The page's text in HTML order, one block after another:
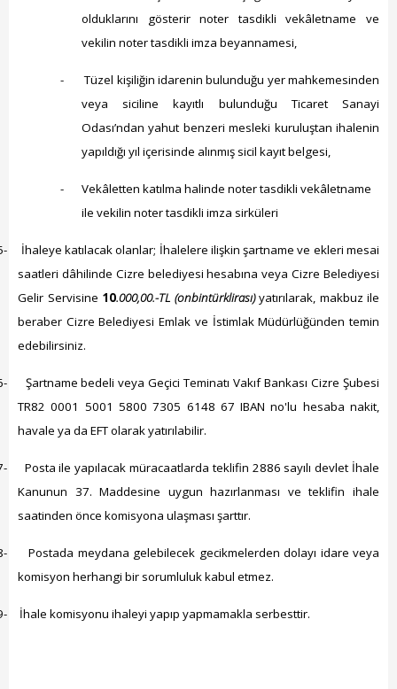
olduklarını gösterir noter tasdikli vekâletname ve
vekilin noter tasdikli imza beyannamesi,
-
Tüzel kişiliğin idarenin bulunduğu yer mahkemesinden
veya siciline kayıtlı bulunduğu Ticaret Sanayi
Odası’ndan yahut benzeri mesleki kuruluştan ihalenin
yapıldığı yıl içerisinde alınmış sicil kayıt belgesi,
-
Vekâletten katılma halinde noter tasdikli vekâletname
ile vekilin noter tasdikli imza sirküleri
İhaleye katılacak olanlar; İhalelere ilişkin şartname ve ekleri mesai
saatleri dâhilinde Cizre belediyesi hesabına veya Cizre Belediyesi
Gelir Servisine 10.000,00.-TL (onbintürklirası)yatırılarak, makbuz ile
beraber Cizre Belediyesi Emlak ve İstimlak Müdürlüğünden temin
edebilirsiniz.
Şartname bedeli veya Geçici Teminatı Vakıf Bankası Cizre Şubesi
TR82 0001 5001 5800 7305 6148 67 IBAN no'lu hesaba nakit,
havale ya da EFT olarak yatırılabilir.
Posta ile yapılacak müracaatlarda teklifin 2886 sayılı devlet İhale
Kanunun 37. Maddesine uygun hazırlanması ve teklifin ihale
saatinden önce komisyona ulaşması şarttır.
Postada meydana gelebilecek gecikmelerden dolayı idare veya
komisyon herhangi bir sorumluluk kabul etmez.
İhale komisyonu ihaleyi yapıp yapmamakla serbesttir.